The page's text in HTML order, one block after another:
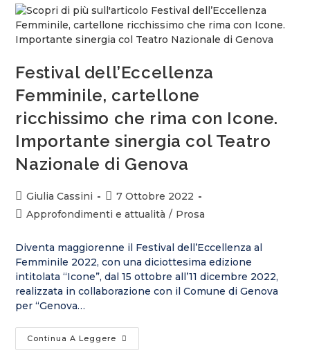
Festival dell’Eccellenza
Femminile, cartellone
ricchissimo che rima con Icone.
Importante sinergia col Teatro
Nazionale di Genova
Giulia Cassini
7 Ottobre 2022
Approfondimenti e attualità / Prosa
Diventa maggiorenne il Festival dell’Eccellenza al
Femminile 2022, con una diciottesima edizione
intitolata “Icone”, dal 15 ottobre all’11 dicembre 2022,
realizzata in collaborazione con il Comune di Genova
per “Genova…
Continua A Leggere